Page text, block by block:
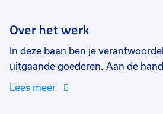
Over het werk
In deze baan ben je
uitgaande goederen. Aan de
verzamel je lopend of op de
Lees meer